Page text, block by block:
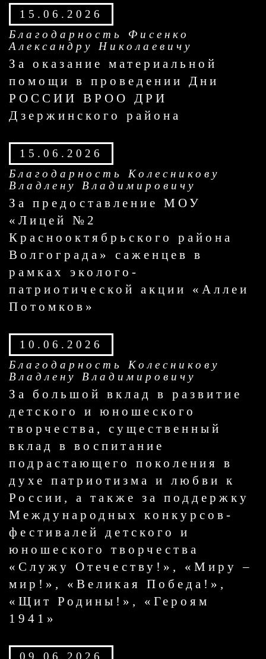
15.06.2026
Благодарность Фисенко
Александру Николаевичу
За оказание материальной
помощи в проведении Дни
РОССИИ ВРОО ДРИ
Дзержинского района
15.06.2026
Благодарность Колесникову
Владлену Владимировичу
За предоставление МОУ
«Лицей №2
Краснооктябрьского района
Волгограда» саженцев в
рамках эколого-
патриотической акции «Аллеи
Потомков»
10.06.2026
Благодарность Колесникову
Владлену Владимировичу
За большой вклад в развитие
детского и юношеского
творчества, существенный
вклад в воспитание
подрастающего поколения в
духе патриотизма и любви к
России, а также за поддержку
Международных конкурсов-
фестивалей детского и
юношеского творчества
«Служу Отечеству!», «Миру –
мир!», «Великая Победа!»,
«Щит Родины!», «Героям
1941»
09.06.2026